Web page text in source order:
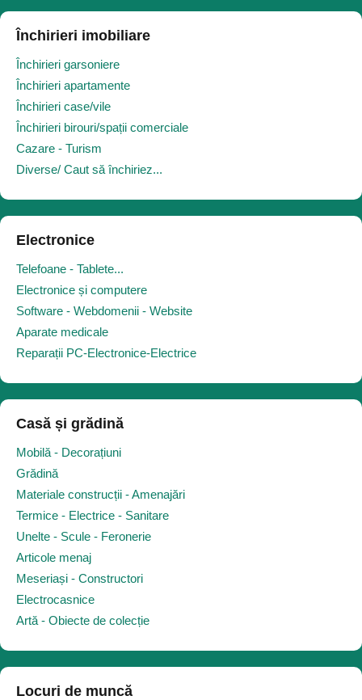
Închirieri imobiliare
Închirieri garsoniere
Închirieri apartamente
Închirieri case/vile
Închirieri birouri/spații comerciale
Cazare - Turism
Diverse/ Caut să închiriez...
Electronice
Telefoane - Tablete...
Electronice și computere
Software - Webdomenii - Website
Aparate medicale
Reparații PC-Electronice-Electrice
Casă și grădină
Mobilă - Decorațiuni
Grădină
Materiale construcții - Amenajări
Termice - Electrice - Sanitare
Unelte - Scule - Feronerie
Articole menaj
Meseriași - Constructori
Electrocasnice
Artă - Obiecte de colecție
Locuri de muncă